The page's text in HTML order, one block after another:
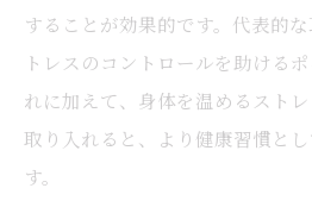
することが効果的です。代表的
トレスのコントロールを助ける
れに加えて、身体を温めるスト
取り入れると、より健康習慣と
す。